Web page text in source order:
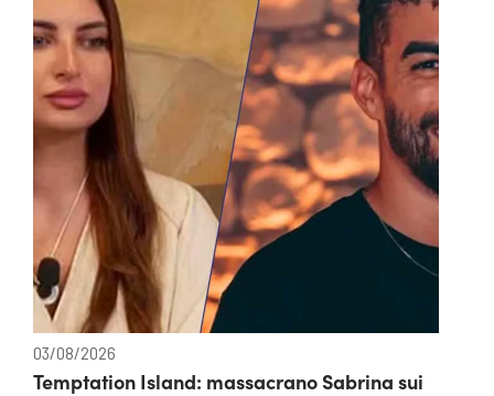
03/08/2026
Temptation Island: massacrano Sabrina sui